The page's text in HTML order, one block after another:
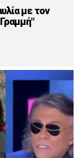
με τον